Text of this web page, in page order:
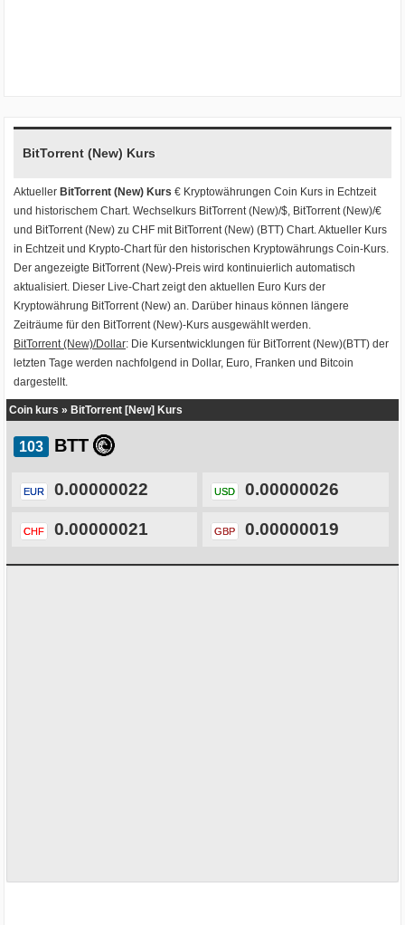
BitTorrent (New) Kurs
Aktueller BitTorrent (New) Kurs € Kryptowährungen Coin Kurs in Echtzeit
und historischem Chart. Wechselkurs BitTorrent (New)/$, BitTorrent (New)/€
und BitTorrent (New) zu CHF mit BitTorrent (New) (BTT) Chart. Aktueller Kurs
in Echtzeit und Krypto-Chart für den historischen Kryptowährungs Coin-Kurs.
Der angezeigte BitTorrent (New)-Preis wird kontinuierlich automatisch
aktualisiert. Dieser Live-Chart zeigt den aktuellen Euro Kurs der
Kryptowährung BitTorrent (New) an. Darüber hinaus können längere
Zeiträume für den BitTorrent (New)-Kurs ausgewählt werden.
BitTorrent (New)/Dollar: Die Kursentwicklungen für BitTorrent (New)(BTT) der
letzten Tage werden nachfolgend in Dollar, Euro, Franken und Bitcoin
dargestellt.
Coin kurs » BitTorrent [New] Kurs
BTT
EUR 0.00000022 USD 0.00000026
CHF 0.00000021 GBP 0.00000019